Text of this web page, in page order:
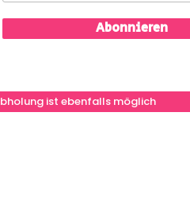
ist ebenfalls möglich